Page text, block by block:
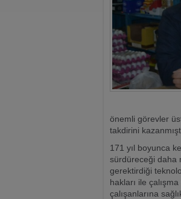
önemli görevler
takdirini
171 yıl boyunca
sürdüreceği daha
gerektirdiği
hakları ile
çalışanlarına